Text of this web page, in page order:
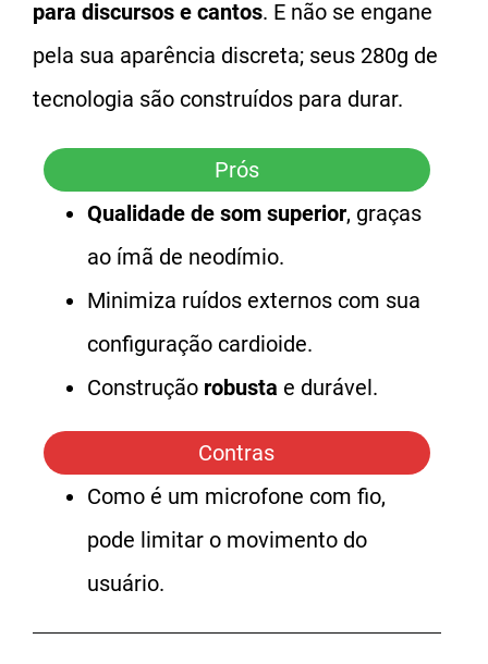
para discursos e cantos. E não se engane
pela sua aparência discreta; seus 280g de
tecnologia são construídos para durar.
Prós
Qualidade de som superior, graças
ao ímã de neodímio.
Minimiza ruídos externos com sua
configuração cardioide.
Construção robusta e durável.
Contras
Como é um microfone com fio,
pode limitar o movimento do
usuário.